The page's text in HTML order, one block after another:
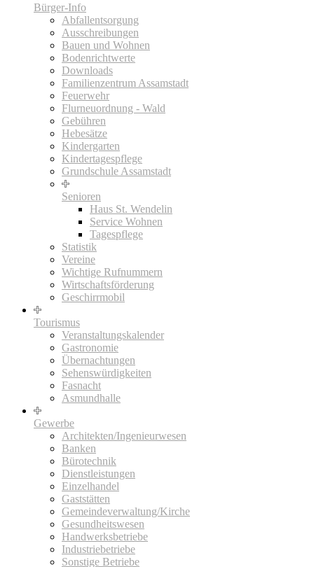
Bürger-Info
Abfallentsorgung
Ausschreibungen
Bauen und Wohnen
Bodenrichtwerte
Downloads
Familienzentrum Assamstadt
Feuerwehr
Flurneuordnung - Wald
Gebühren
Hebesätze
Kindergarten
Kindertagespflege
Grundschule Assamstadt
Senioren
Haus St. Wendelin
Service Wohnen
Tagespflege
Statistik
Vereine
Wichtige Rufnummern
Wirtschaftsförderung
Geschirrmobil
Tourismus
Veranstaltungskalender
Gastronomie
Übernachtungen
Sehenswürdigkeiten
Fasnacht
Asmundhalle
Gewerbe
Architekten/Ingenieurwesen
Banken
Bürotechnik
Dienstleistungen
Einzelhandel
Gaststätten
Gemeindeverwaltung/Kirche
Gesundheitswesen
Handwerksbetriebe
Industriebetriebe
Sonstige Betriebe